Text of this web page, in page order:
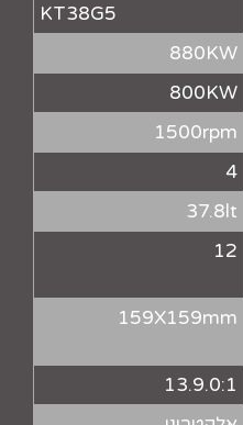
KT38G5
880KW
800KW
1500rpm
4
37.8lt
12
159X159mm
13.9.0:1